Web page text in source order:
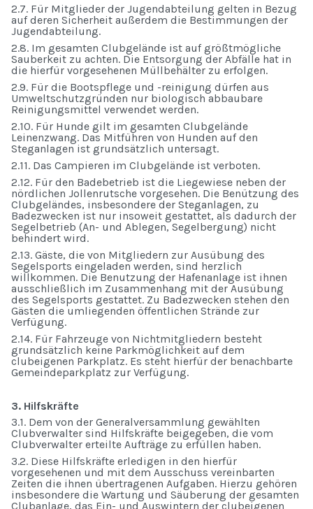
2.7. Für Mitglieder der Jugendabteilung gelten in Bezug
auf deren Sicherheit außerdem die Bestimmungen der
Jugendabteilung.
2.8. Im gesamten Clubgelände ist auf größtmögliche
Sauberkeit zu achten. Die Entsorgung der Abfälle hat in
die hierfür vorgesehenen Müllbehälter zu erfolgen.
2.9. Für die Bootspflege und -reinigung dürfen aus
Umweltschutzgründen nur biologisch abbaubare
Reinigungsmittel verwendet werden.
2.10. Für Hunde gilt im gesamten Clubgelände
Leinenzwang. Das Mitführen von Hunden auf den
Steganlagen ist grundsätzlich untersagt.
2.11. Das Campieren im Clubgelände ist verboten.
2.12. Für den Badebetrieb ist die Liegewiese neben der
nördlichen Jollenrutsche vorgesehen. Die Benützung des
Clubgeländes, insbesondere der Steganlagen, zu
Badezwecken ist nur insoweit gestattet, als dadurch der
Segelbetrieb (An- und Ablegen, Segelbergung) nicht
behindert wird.
2.13. Gäste, die von Mitgliedern zur Ausübung des
Segelsports eingeladen werden, sind herzlich
willkommen. Die Benutzung der Hafenanlage ist ihnen
ausschließlich im Zusammenhang mit der Ausübung
des Segelsports gestattet. Zu Badezwecken stehen den
Gästen die umliegenden öffentlichen Strände zur
Verfügung.
2.14. Für Fahrzeuge von Nichtmitgliedern besteht
grundsätzlich keine Parkmöglichkeit auf dem
clubeigenen Parkplatz. Es steht hierfür der benachbarte
Gemeindeparkplatz zur Verfügung.
3. Hilfskräfte
3.1. Dem von der Generalversammlung gewählten
Clubverwalter sind Hilfskräfte beigegeben, die vom
Clubverwalter erteilte Aufträge zu erfüllen haben.
3.2. Diese Hilfskräfte erledigen in den hierfür
vorgesehenen und mit dem Ausschuss vereinbarten
Zeiten die ihnen übertragenen Aufgaben. Hierzu gehören
insbesondere die Wartung und Säuberung der gesamten
Clubanlage, das Ein- und Auswintern der clubeigenen